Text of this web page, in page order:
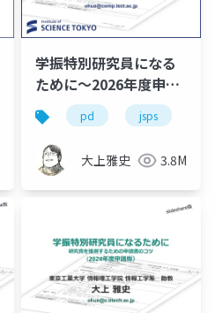
dc1 dc2
学振特別研究員になる
ために～2026年度申請
版
pd jsps
大上雅史 3.8M